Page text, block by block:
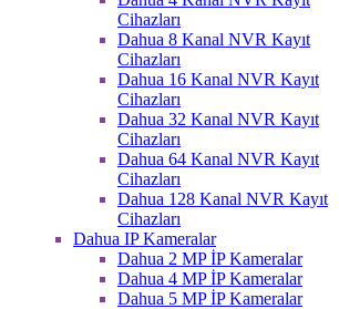
Cihazları
Dahua 8 Kanal NVR Kayıt
Cihazları
Dahua 16 Kanal NVR Kayıt
Cihazları
Dahua 32 Kanal NVR Kayıt
Cihazları
Dahua 64 Kanal NVR Kayıt
Cihazları
Dahua 128 Kanal NVR Kayıt
Cihazları
Dahua IP Kameralar
Dahua 2 MP İP Kameralar
Dahua 4 MP İP Kameralar
Dahua 5 MP İP Kameralar